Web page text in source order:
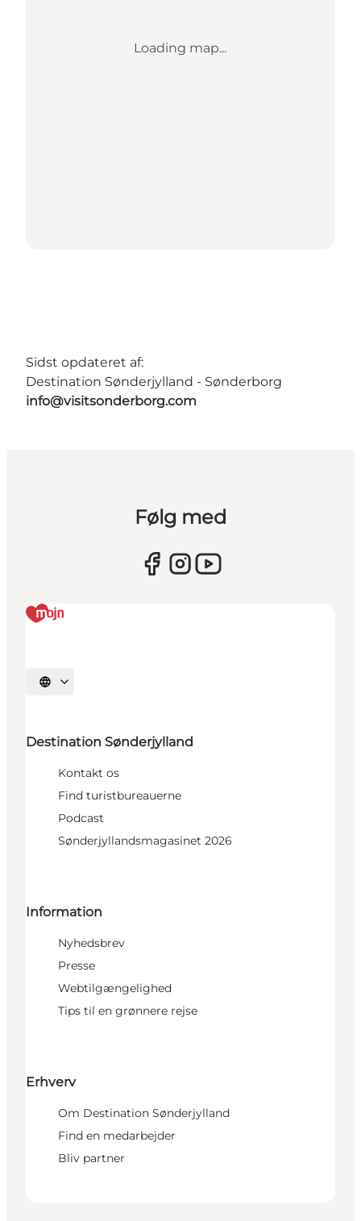
Loading map...
Sidst opdateret af:
Destination Sønderjylland - Sønderborg
info@visitsonderborg.com
Følg med
Vælg sprog
Destination Sønderjylland
Kontakt os
Find turistbureauerne
Podcast
Sønderjyllandsmagasinet 2026
Information
Nyhedsbrev
Presse
Webtilgængelighed
Tips til en grønnere rejse
Erhverv
Om Destination Sønderjylland
Find en medarbejder
Bliv partner